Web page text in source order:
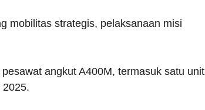
mobilitas strategis, pelaksanaan misi
angkut A400M, termasuk satu unit